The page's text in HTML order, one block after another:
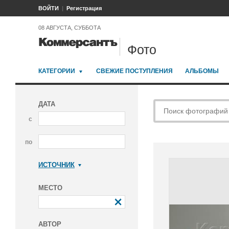
ВОЙТИ Регистрация
08 АВГУСТА, СУББОТА
Фото
КАТЕГОРИИ СВЕЖИЕ ПОСТУПЛЕНИЯ АЛЬБОМЫ
ДАТА
с
по
ИСТОЧНИК
МЕСТО
АВТОР